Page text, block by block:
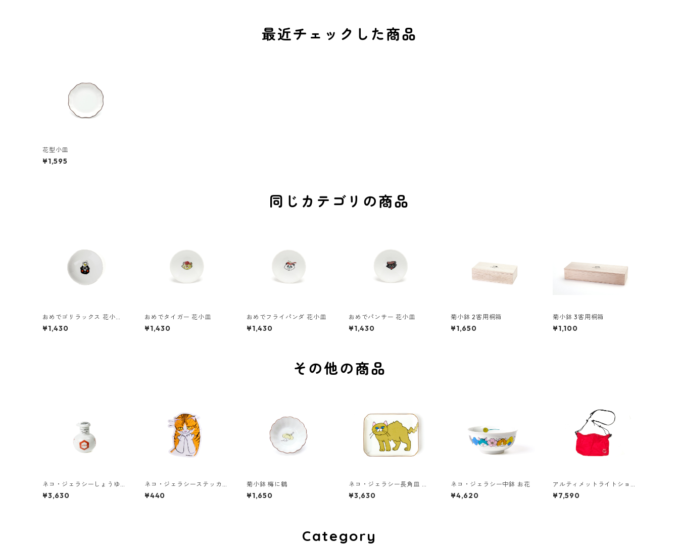
最近チェックした商品
花型小皿
¥1,595
同じカテゴリの商品
おめでゴリラックス 花小
皿
¥1,430
おめでタイガー 花小皿
¥1,430
おめでフライパンダ 花小皿
¥1,430
おめでパンサー 花小皿
¥1,430
菊小鉢 2客用桐箱
¥1,650
菊小鉢 3客用桐箱
¥1,100
その他の商品
ネコ・ジェラシーしょうゆ
差し
¥3,630
ネコ・ジェラシーステッカ
ー ちゃとら
¥440
菊小鉢 梅に鶴
¥1,650
ネコ・ジェラシー長角皿 ゴ
ールド
¥3,630
ネコ・ジェラシー中鉢 お花
¥4,620
アルティメットライトショ
ルダーバッグ ミニ [梅]
¥7,590
Category